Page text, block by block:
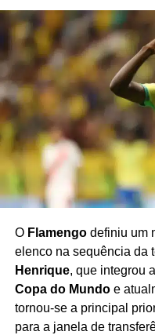
TORCIDA NORUEGUESA
PRÓXIMO
CBF sai em defesa
críticas de Trump
NÃO PERCA
Neymar anuncia
Brasileira
O Flamengodefiniu um
elenco na sequência da
Henrique, que integrou a
Copa do Mundoe
tornou-se a principal
para a janela de